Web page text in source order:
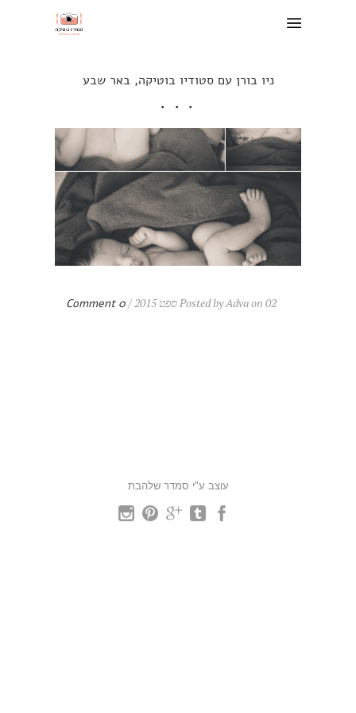
ניו בורן עם סטודיו בוטיקה, באר שבע
Posted by Adva on 02 ספט 2015 / 0 Comment
עוצב ע"י סמדר שלהבת